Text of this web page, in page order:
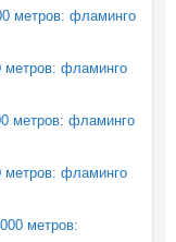
метров: фламинго
метров: фламинго
метров: фламинго
метров: фламинго
метров: